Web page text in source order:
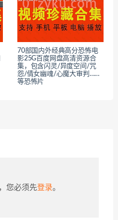
70部国内外经典高分恐怖电
影25G百度网盘高清资源合
集，包含闪灵/异度空间/咒
怨/倩女幽魂/心魔大审判……
等恐怖片
您必须先登录。